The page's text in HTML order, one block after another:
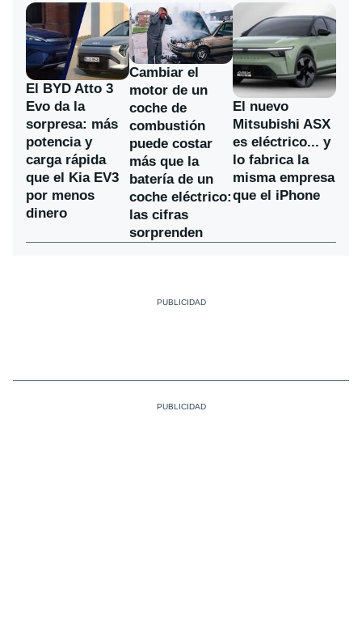
El BYD Atto 3
Evo da la
sorpresa: más
potencia y
carga rápida
que el Kia EV3
por menos
dinero
Cambiar el
motor de un
coche de
combustión
puede costar
más que la
batería de un
coche eléctrico:
las cifras
sorprenden
El nuevo
Mitsubishi ASX
es eléctrico... y
lo fabrica la
misma empresa
que el iPhone